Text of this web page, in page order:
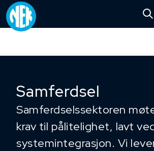
Samferdsel
Samferdselssektoren
krav til pålitelighet, lavt
systemintegrasjon. Vi